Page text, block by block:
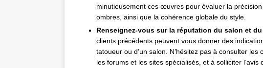
minutieusement ces œuvres pour évaluer la
ombres, ainsi que la cohérence globale du style.
Renseignez-vous sur la réputation du salon et
clients précédents peuvent vous donner des
tatoueur ou d’un salon. N’hésitez pas à consulter
les forums et les sites spécialisés, et à solliciter